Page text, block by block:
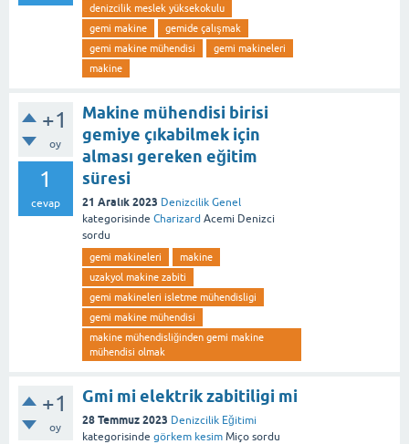
denizcilik meslek yüksekokulu
gemi makine
gemide çalışmak
gemi makine mühendisi
gemi makineleri
makine
+1
oy
1
cevap
Makine mühendisi birisi
gemiye çıkabilmek için
alması gereken eğitim
süresi
21 Aralık 2023 Denizcilik Genel
kategorisinde Charizard Acemi Denizci
sordu
gemi makineleri
makine
uzakyol makine zabiti
gemi makineleri isletme mühendisligi
gemi makine mühendisi
makine mühendisliğinden gemi makine
mühendisi olmak
+1
oy
Gmi mi elektrik zabitiligi mi
28 Temmuz 2023 Denizcilik Eğitimi
kategorisinde görkem kesim Miço sordu